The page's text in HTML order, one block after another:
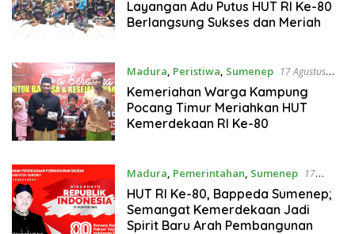
Layangan Adu Putus HUT RI Ke-80
Berlangsung Sukses dan Meriah
Madura, Peristiwa, Sumenep
17 Agustus
2025
Kemeriahan Warga Kampung
Pocang Timur Meriahkan HUT
Kemerdekaan RI Ke-80
Madura Pemerintahan Sumenep
17
Agustus 2025
HUT RI Ke-80, Bappeda Sumenep;
Semangat Kemerdekaan Jadi
Spirit Baru Arah Pembangunan